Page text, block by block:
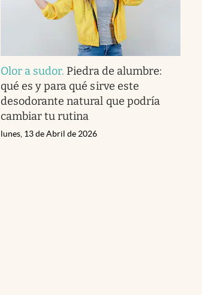
Olor a sudor. Piedra de alumbre:
qué es y para qué sirve este
desodorante natural que podría
cambiar tu rutina
lunes, 13 de Abril de 2026